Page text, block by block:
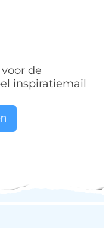
de
inspiratiemail